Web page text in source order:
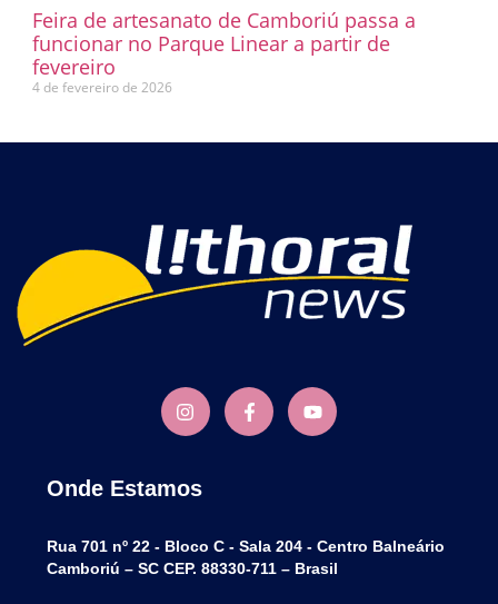
Feira de artesanato de Camboriú passa a
funcionar no Parque Linear a partir de
fevereiro
4 de fevereiro de 2026
Onde Estamos
Rua 701 nº 22 - Bloco C - Sala 204 - Centro Balneário
Camboriú – SC CEP. 88330-711 – Brasil